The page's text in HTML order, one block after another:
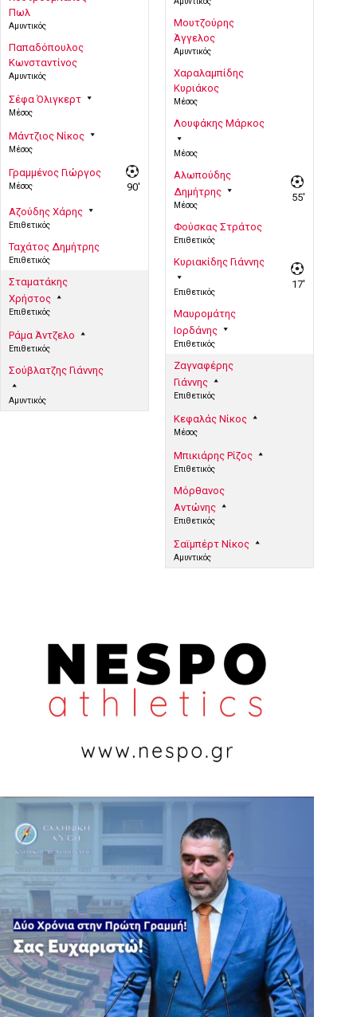
Πωλ
Αμυντικός
Παπαδόπουλος
Κωνσταντίνος
Αμυντικός
Σέφα Όλιγκερτ
Μέσος
Μάντζιος Νίκος
Μέσος
Γραμμένος Γιώργος
Μέσος 90'
Αζούδης Χάρης
Επιθετικός
Ταχάτος Δημήτρης
Επιθετικός
Σταματάκης
Χρήστος
Επιθετικός
Ράμα Άντζελο
Επιθετικός
Σούβλατζης Γιάννης
Αμυντικός
Μουτζούρης
Άγγελος
Αμυντικός
Χαραλαμπίδης
Κυριάκος
Μέσος
Λουφάκης Μάρκος
Μέσος
Αλωπούδης
Δημήτρης
Μέσος
55'
Φούσκας Στράτος
Επιθετικός
Κυριακίδης Γιάννης
Επιθετικός
17'
Μαυρομάτης
Ιορδάνης
Επιθετικός
Ζαγναφέρης
Γιάννης
Επιθετικός
Κεφαλάς Νίκος
Μέσος
Μπικιάρης Ρίζος
Επιθετικός
Μόρθανος
Αντώνης
Επιθετικός
Σαϊμπέρτ Νίκος
Αμυντικός